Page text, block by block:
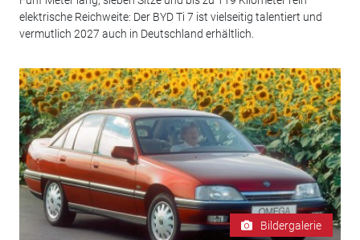
elektrische Reichweite: Der BYD Ti 7 ist vielseitig talentiert und
vermutlich 2027 auch in Deutschland erhältlich.
Bildergalerie